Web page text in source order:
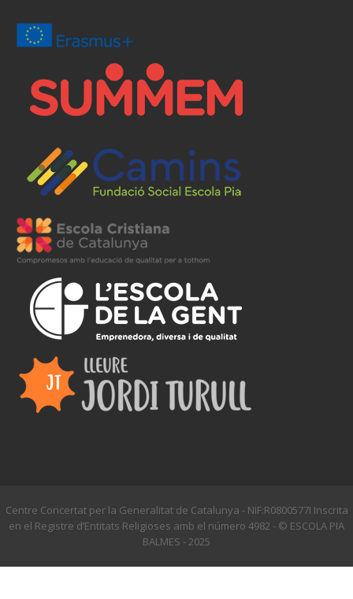
Centre Concertat per la Generalitat de Catalunya - NIF:R0800577I Inscrita
en el Registre d’Entitats Religioses amb el número 4982 - © ESCOLA PIA
BALMES - 2025